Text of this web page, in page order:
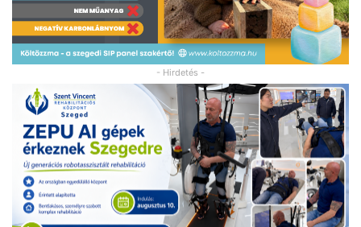
- Hirdetés -